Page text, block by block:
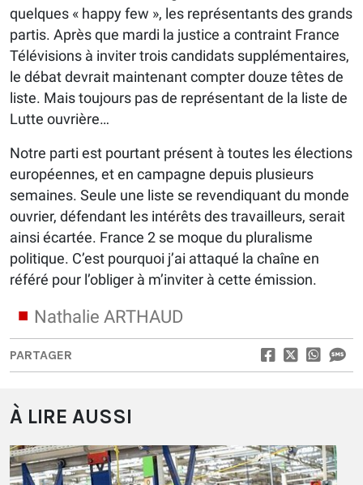
quelques « happy few », les représentants des grands
partis. Après que mardi la justice a contraint France
Télévisions à inviter trois candidats supplémentaires,
le débat devrait maintenant compter douze têtes de
liste. Mais toujours pas de représentant de la liste de
Lutte ouvrière…
Notre parti est pourtant présent à toutes les élections
européennes, et en campagne depuis plusieurs
semaines. Seule une liste se revendiquant du monde
ouvrier, défendant les intérêts des travailleurs, serait
ainsi écartée. France 2 se moque du pluralisme
politique. C’est pourquoi j’ai attaqué la chaîne en
référé pour l’obliger à m’inviter à cette émission.
Nathalie ARTHAUD
PARTAGER
À LIRE AUSSI